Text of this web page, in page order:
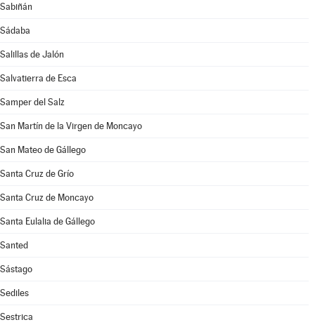
Sabiñán
Sádaba
Salillas de Jalón
Salvatierra de Esca
Samper del Salz
San Martín de la Virgen de Moncayo
San Mateo de Gállego
Santa Cruz de Grío
Santa Cruz de Moncayo
Santa Eulalia de Gállego
Santed
Sástago
Sediles
Sestrica